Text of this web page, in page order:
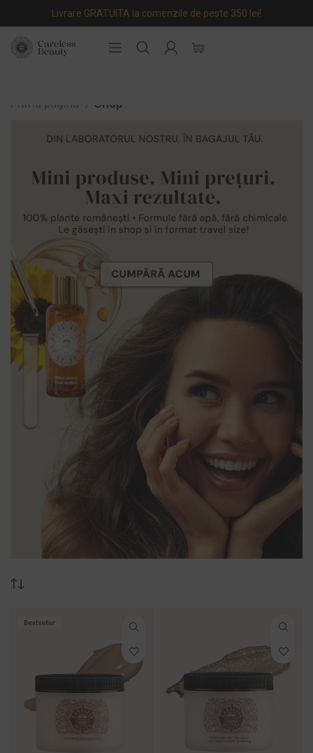
Livrare GRATUITA la comenzile de peste 350 lei!
Prima pagină Shop